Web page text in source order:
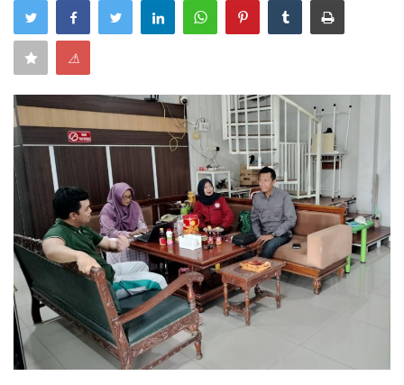
Ketertiban
Keamanan
Kejahatan
Cybers Event
UMKM & Ekonomi Kreatif
Pekerja Migran Indonesia
Ekonomi
Pendidikan
⚠